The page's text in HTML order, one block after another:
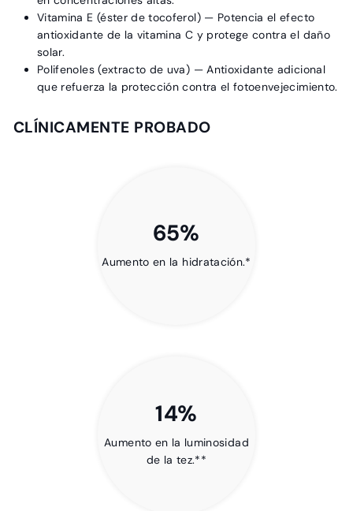
Vitamina E (éster de tocoferol)— Potencia el efecto
antioxidante de la vitamina C y protege contra el daño
solar.
Polifenoles (extracto de uva) — Antioxidante adicional
que refuerza la protección contra el fotoenvejecimiento.
CLÍNICAMENTE PROBADO
65%
Aumento en la hidratación.*
14%
Aumento en la luminosidad
de la tez.**